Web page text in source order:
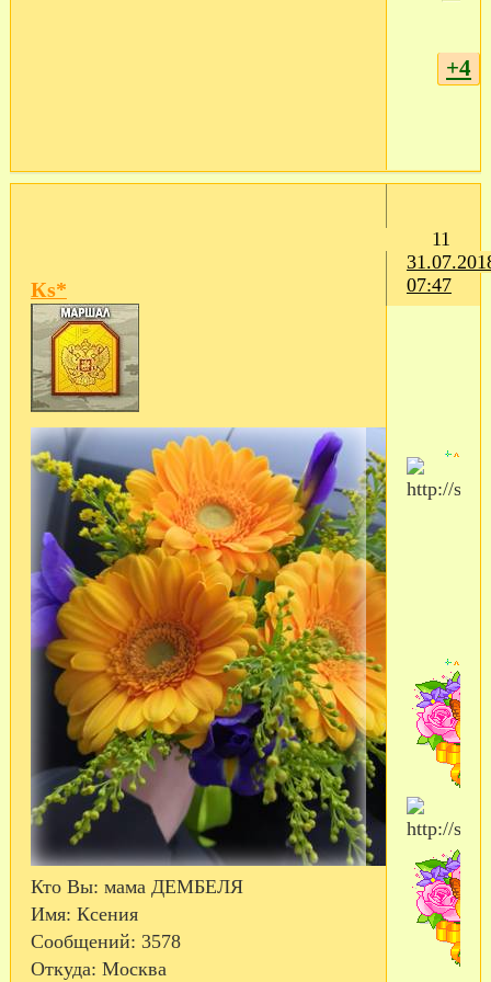
+4
11
07:47
Кs*
Кто Вы: мама ДЕМБЕЛЯ
Имя: Ксения
Сообщений: 3578
Откуда: Москва